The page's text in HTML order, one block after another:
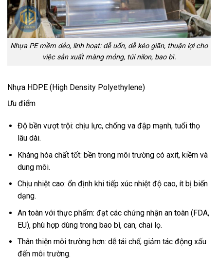
Nhựa PE mềm dẻo, linh hoạt: dễ uốn, dễ kéo giãn, thuận lợi cho
việc sản xuất màng mỏng, túi nilon, bao bì.
Nhựa HDPE (High Density Polyethylene)
Ưu điểm
Độ bền vượt trội: chịu lực, chống va đập mạnh, tuổi thọ
lâu dài.
Kháng hóa chất tốt: bền trong môi trường có axit, kiềm và
dung môi.
Chịu nhiệt cao: ổn định khi tiếp xúc nhiệt độ cao, ít bị biến
dạng.
An toàn với thực phẩm: đạt các chứng nhận an toàn (FDA,
EU), phù hợp dùng trong bao bì, can, chai lọ.
Thân thiện môi trường hơn: dễ tái chế, giảm tác động xấu
đến môi trường.